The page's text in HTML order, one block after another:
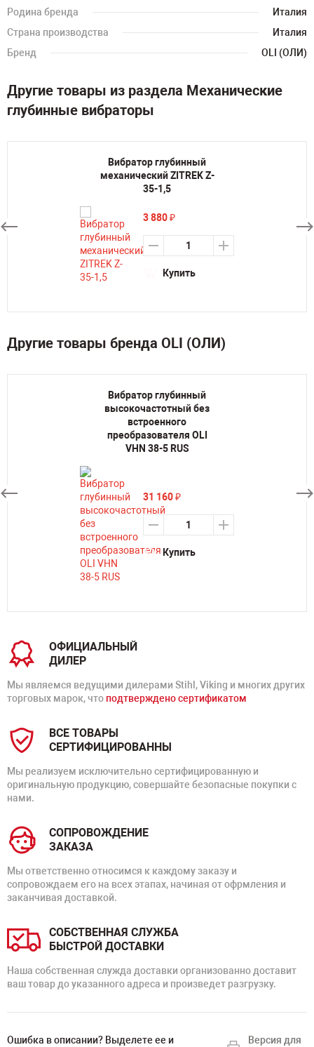
Родина бренда
Италия
Страна производства
Италия
Бренд
OLI (ОЛИ)
Другие товары из раздела Механические
глубинные вибраторы
Вибратор глубинный
механический ZITREK Z-
35-1,5
3 880₽
Купить
Другие товары бренда OLI (ОЛИ)
Вибратор глубинный
высокочастотный без
встроенного
преобразователя OLI
VHN 38-5 RUS
31 160₽
Купить
ОФИЦИАЛЬНЫЙ
ДИЛЕР
Мы являемся ведущими дилерами Stihl, Viking и многих других
торговых марок, что подтверждено сертификатом
ВСЕ ТОВАРЫ
СЕРТИФИЦИРОВАННЫ
Мы реализуем исключительно сертифицированную и
оригинальную продукцию, совершайте безопасные покупки с
нами.
СОПРОВОЖДЕНИЕ
ЗАКАЗА
Мы ответственно относимся к каждому заказу и
сопровождаем его на всех этапах, начиная от офрмления и
заканчивая доставкой.
СОБСТВЕННАЯ СЛУЖБА
БЫСТРОЙ ДОСТАВКИ
Наша собственная служда доставки организованно доставит
ваш товар до указанного адреса и произведет разгрузку.
Ошибка в описании? Выделете ее и
Версия для